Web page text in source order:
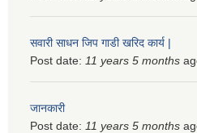
सवारी साधन जिप गाडी खरिद कार्य |
Post date: 11 years 5 months
जानकारी
Post date: 11 years 5 months